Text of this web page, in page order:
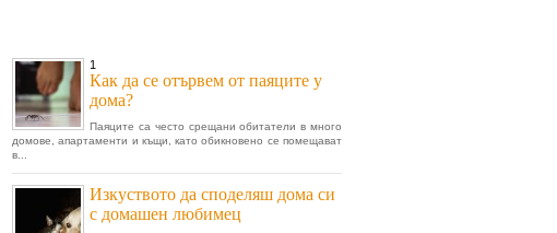
1
Как да се отървем от паяците у
дома?
Паяците са често срещани обитатели в много
домове, апартаменти и къщи, като обикновено се помещават
в...
Изкуството да споделяш дома си
с домашен любимец